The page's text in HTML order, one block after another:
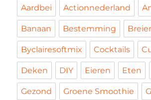
Aardbei Actionnederland
Banaan Bestemming
Byclairesoftmix Cocktails
Deken DIY Eieren Eten
Gezond Groene Smoothie